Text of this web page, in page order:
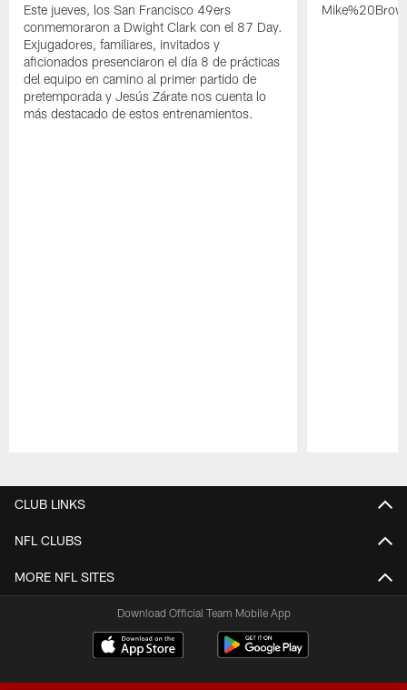
Este jueves, los San Francisco 49ers
conmemoraron a Dwight Clark con el 87 Day.
Exjugadores, familiares, invitados y
aficionados presenciaron el día 8 de prácticas
del equipo en camino al primer partido de
pretemporada y Jesús Zárate nos cuenta lo
más destacado de estos entrenamientos.
CLUB LINKS
NFL CLUBS
MORE NFL SITES
Download Official Team Mobile App